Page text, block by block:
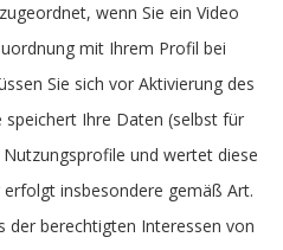
wenn Sie ein Video
mit Ihrem Profil bei
Sie sich vor Aktivierung des
Ihre Daten (selbst für
und wertet diese
insbesondere gemäß Art.
der berechtigten Interessen von